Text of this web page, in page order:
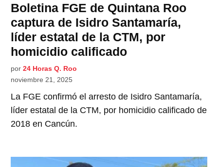
Boletina FGE de Quintana Roo
captura de Isidro Santamaría,
líder estatal de la CTM, por
homicidio calificado
por 24 Horas Q. Roo
noviembre 21, 2025
La FGE confirmó el arresto de Isidro Santamaría,
líder estatal de la CTM, por homicidio calificado de
2018 en Cancún.